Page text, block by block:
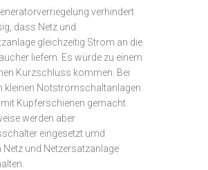
verhindert
dass Netz und
gleichzeitig Strom an die
liefern. Es würde zu einem
Kurzschluss kommen. Bei
kleinen Notstromschaltanlagen
Kupferschienen gemacht.
werden aber
eingesetzt umd
Netz und Netzersatzanlage